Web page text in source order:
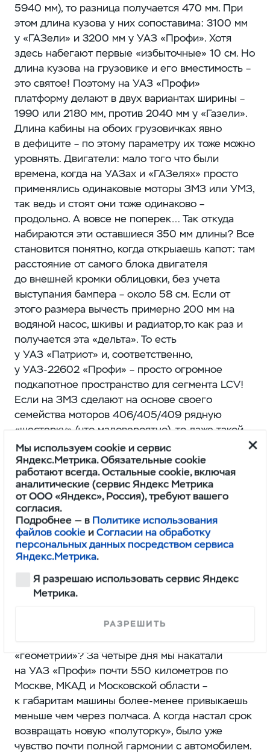
5940 мм), то разница получается 470 мм. При
этом длина кузова у них сопоставима: 3100 мм
у «ГАЗели» и 3200 мм у УАЗ «Профи». Хотя
здесь набегают первые «избыточные» 10 см. Но
длина кузова на грузовике и его вместимость – ​
это святое! Поэтому на УАЗ «Профи»
платформу делают в двух вариантах ширины –
1990 или 2180 мм, против 2040 мм у «Газели».
Длина кабины на обоих грузовичках явно
в дефиците – ​по этому параметру их тоже можно
уровнять. Двигатели: мало того что были
времена, когда на УАЗах и «ГАЗелях» просто
применялись одинаковые моторы ЗМЗ или УМЗ,
так ведь и стоят они тоже одинаково – ​
продольно. А вовсе не поперек… Так откуда
набираются эти оставшиеся 350 мм длины? Все
становится понятно, когда открыаешь капот: там
расстояние от самого блока двигателя
до внешней кромки облицовки, без учета
выступания бампера – ​около 58 см. Если от
этого размера вычесть примерно 200 мм на
водяной насос, шкивы и радиатор,то как раз и
получается эта «дельта». То есть
у УАЗ «Патриот» и, соответственно,
у УАЗ‑22602 «Профи» – ​просто огромное
подкапотное пространство для сегмента LCV!
Если на ЗМЗ сделают на основе своего
семейства моторов 406/405/409 рядную
«шестерку» (что маловероятно), то даже такой
длинный мотор легко поместится под капотом.
Еще одна причина увеличенной длины – ​
передняя ось, вынесенная вперед относительно
двигателя и переднего щита кабины. Совсем
немаленькие передние колеса спрятаны в
крыльях и не «залезают» в кабину, как на
современных LCV. С учетом такого
расположения переднего моста и того,
что задняя ось размещена почти по середине
бортовой платформы, на УАЗ‑22602 «Профи»
получается колесная база 3500 мм, а не
«геометрии»? За четыре дня мы накатали
на УАЗ «Профи» почти 550 километров по
Москве, МКАД и Московской области – ​
к габаритам машины более-менее привыкаешь
меньше чем через полчаса. А когда настал срок
возвращать новую «полуторку», ​было уже
чувство почти полной гармонии с автомобилем.
Мы используем cookie и сервис
Яндекс.Метрика. Обязательные cookie
работают всегда. Остальные cookie, включая
аналитические (сервис Яндекс Метрика
от ООО «Яндекс», Россия), требуют вашего
согласия.
Подробнее — в Политике использования
файлов cookie иСогласии на обработку
персональных данных посредством сервиса
Яндекс.Метрика.
Я разрешаю использовать сервис Яндекс
Метрика.
РАЗРЕШИТЬ